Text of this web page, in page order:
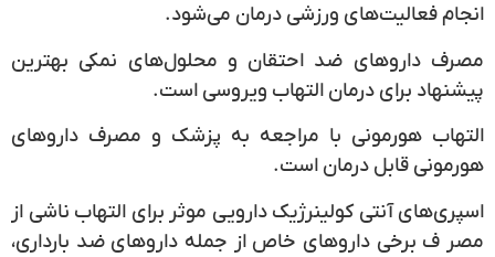
انجام فعالیت‌های ورزشی درمان می‌شود.
مصرف داروهای ضد احتقان و محلول‌های نمکی بهترین
پیشنهاد برای درمان التهاب ویروسی است.
التهاب هورمونی با مراجعه به پزشک و مصرف داروهای
هورمونی قابل درمان است.
اسپری‌های آنتی کولینرژیک دارویی موثر برای التهاب ناشی از
مصر ف برخی داروهای خاص از جمله داروهای ضد بارداری،